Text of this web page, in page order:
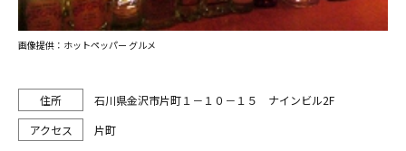
石川県金沢市片町１－１０－１５ ナインビル2F
片町
画像提供：ホットペッパー グルメ